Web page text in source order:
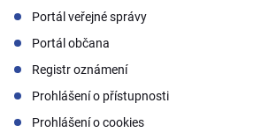
Portál veřejné správy
Portál občana
Registr oznámení
Prohlášení o přístupnosti
Prohlášení o cookies